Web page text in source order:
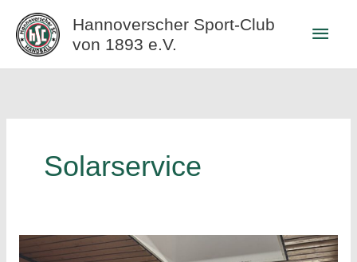
Inhalt
springen
Hannoverscher Sport-Club
von 1893 e.V.
Solarservice